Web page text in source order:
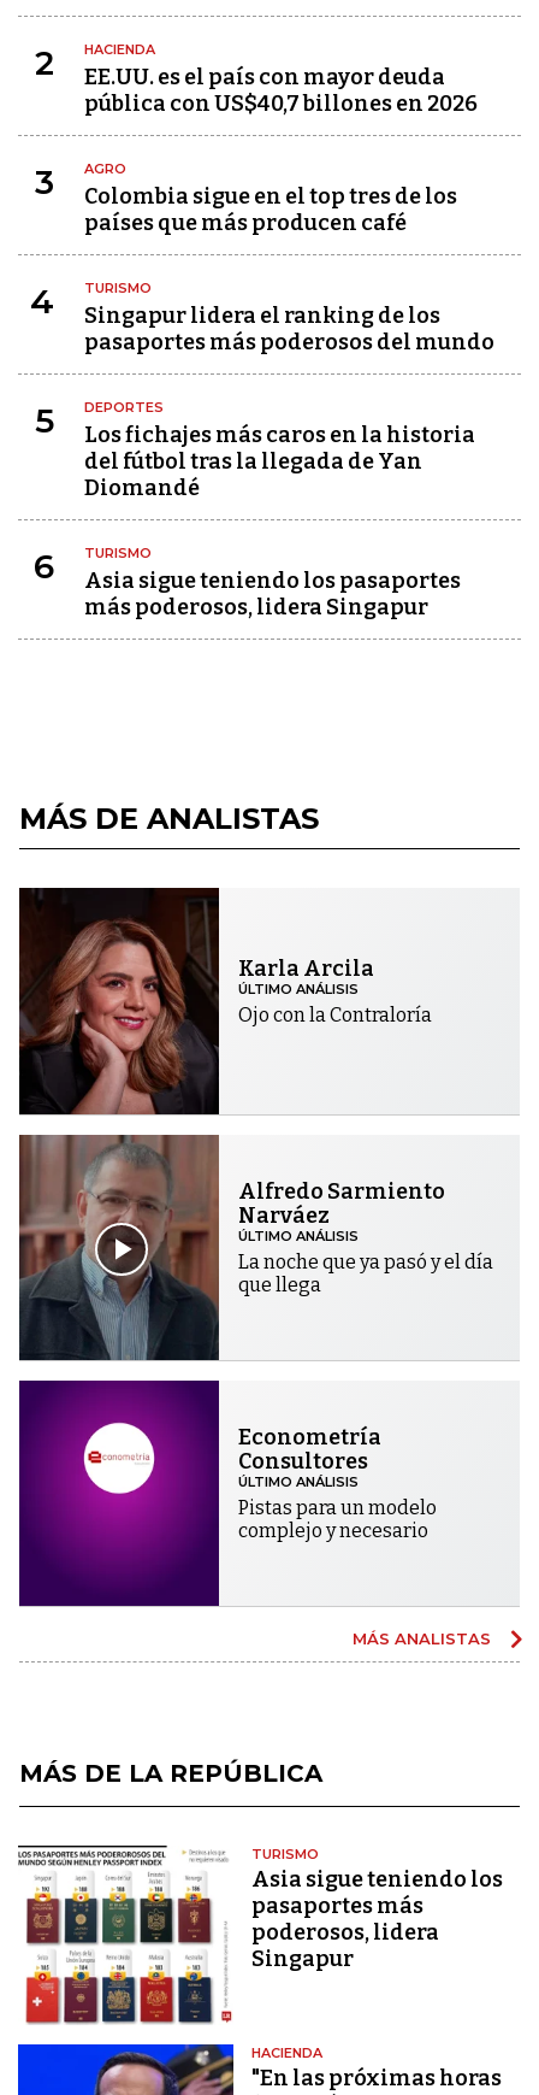
2 HACIENDA
EE.UU. es el país con mayor deuda
pública con US$40,7 billones en 2026
3 AGRO
Colombia sigue en el top tres de los
países que más producen café
4 TURISMO
Singapur lidera el ranking de los
pasaportes más poderosos del mundo
5 DEPORTES
Los fichajes más caros en la historia
del fútbol tras la llegada de Yan
Diomandé
6 TURISMO
Asia sigue teniendo los pasaportes
más poderosos, lidera Singapur
MÁS DE ANALISTAS
Karla Arcila
ÚLTIMO ANÁLISIS
Ojo con la Contraloría
Alfredo Sarmiento
Narváez
ÚLTIMO ANÁLISIS
La noche que ya pasó y el día
que llega
Econometría
Consultores
ÚLTIMO ANÁLISIS
Pistas para un modelo
complejo y necesario
MÁS ANALISTAS
MÁS DE LA REPÚBLICA
TURISMO
Asia sigue teniendo los
pasaportes más
poderosos, lidera
Singapur
HACIENDA
"En las próximas horas